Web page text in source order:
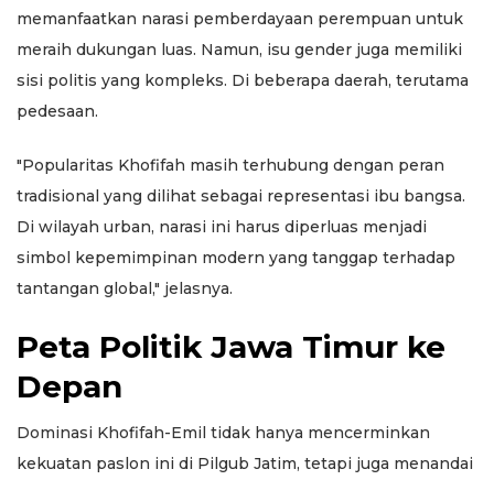
memanfaatkan narasi pemberdayaan perempuan untuk
meraih dukungan luas. Namun, isu gender juga memiliki
sisi politis yang kompleks. Di beberapa daerah, terutama
pedesaan.
"Popularitas Khofifah masih terhubung dengan peran
tradisional yang dilihat sebagai representasi ibu bangsa.
Di wilayah urban, narasi ini harus diperluas menjadi
simbol kepemimpinan modern yang tanggap terhadap
tantangan global," jelasnya.
Peta Politik Jawa Timur ke
Depan
Dominasi Khofifah-Emil tidak hanya mencerminkan
kekuatan paslon ini di Pilgub Jatim, tetapi juga menandai